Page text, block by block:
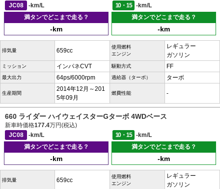
JC08
-km/L 10・15
-km/L
満タンでどこまで走る？
-km
満タンでどこまで走る？
-km
排気量 659cc
使用燃料
エンジン
レギュラー
ガソリン
ミッション インパネCVT 駆動方式 FF
最大出力 64ps/6000rpm 過給器（ターボ） ターボ
生産期間
2014年12月～201
5年09月
燃費性能 -
660 ライダー ハイウェイスターGターボ 4WDベース
新車時価格177.4万円(税込)
JC08
-km/L 10・15
-km/L
満タンでどこまで走る？
-km
満タンでどこまで走る？
-km
排気量 659cc
使用燃料
エンジン
レギュラー
ガソリン